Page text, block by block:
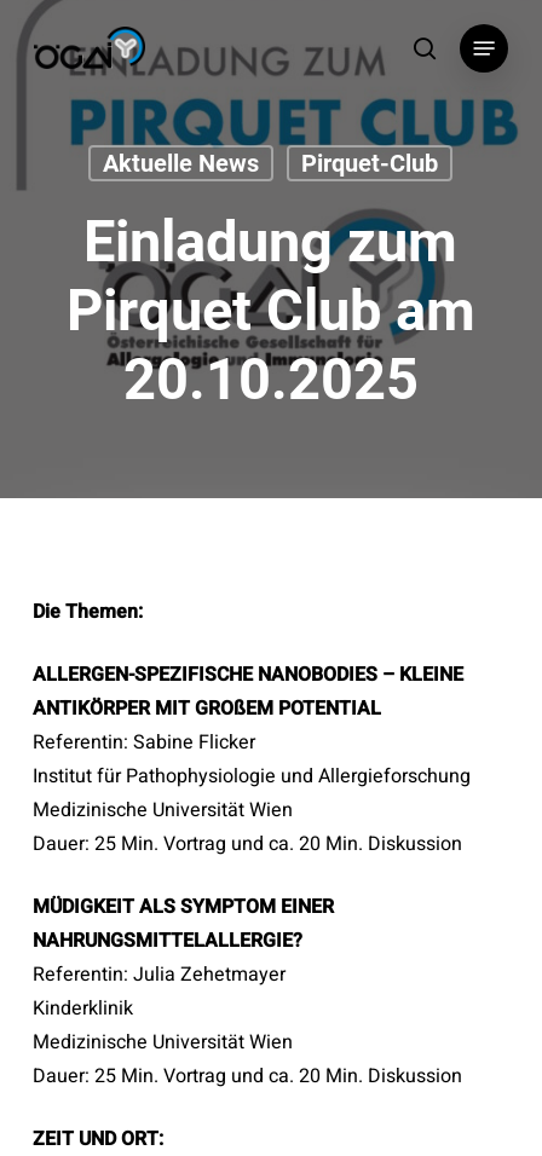
Skip
search
Menu
Aktuelle News Pirquet-Club
Einladung zum
Pirquet Club am
20.10.2025
Die Themen:
ALLERGEN-SPEZIFISCHE NANOBODIES – KLEINE
ANTIKÖRPER MIT GROßEM POTENTIAL
Referentin: Sabine Flicker
Institut für Pathophysiologie und Allergieforschung
Medizinische Universität Wien
Dauer: 25 Min. Vortrag und ca. 20 Min. Diskussion
MÜDIGKEIT ALS SYMPTOM EINER
NAHRUNGSMITTELALLERGIE?
Referentin: Julia Zehetmayer
Kinderklinik
Medizinische Universität Wien
Dauer: 25 Min. Vortrag und ca. 20 Min. Diskussion
ZEIT UND ORT: